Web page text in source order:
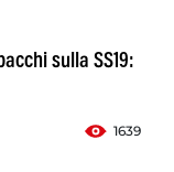
sulla SS19:
1639